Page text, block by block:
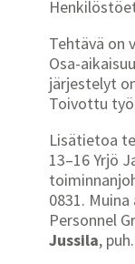
Tehtävä on
Osa-
järjestelyt
Toivottu
Lisätietoa
13–16 Yrjö
0831.
Personnel
Jussila,